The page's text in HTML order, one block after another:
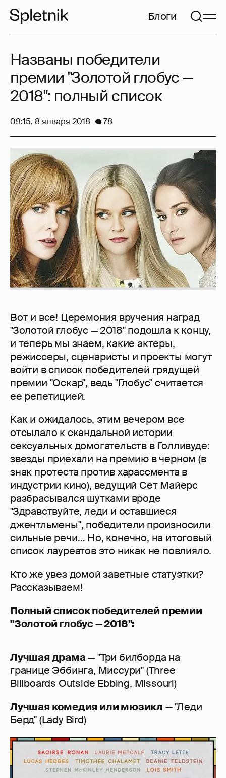
Блоги
Вот и все! Церемония вручения наград
"Золотой глобус — 2018" подошла к концу,
и теперь мы знаем, какие актеры,
режиссеры, сценаристы и проекты могут
войти в список победителей грядущей
премии "Оскар", ведь "Глобус" считается
ее репетицией.
Как и ожидалось, этим вечером все
отсылало к скандальной истории
сексуальных домогательств в Голливуде:
звезды приехали на премию в черном (в
знак протеста против харассмента в
индустрии кино), ведущий Сет Майерс
разбрасывался шутками вроде
"Здравствуйте, леди и оставшиеся
джентльмены", победители произносили
сильные речи… Но, конечно, на итоговый
список лауреатов это никак не повлияло.
Кто же увез домой заветные статуэтки?
Рассказываем!
Полный список победителей премии
"Золотой глобус — 2018":
Лучшая драма— "Три билборда на
границе Эббинга, Миссури" (Three
Billboards Outside Ebbing, Missouri)
Лучшая комедия или мюзикл — "Леди
Берд" (Lady Bird)
Названы победители
премии "Золотой глобус —
2018": полный список
09:15, 8 января 2018 78